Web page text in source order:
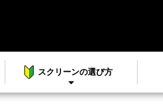
スクリーンの選び方